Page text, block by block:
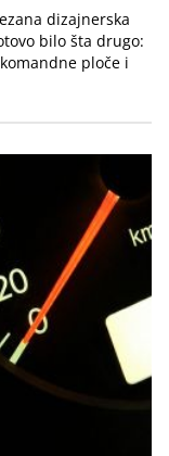
dizajnerska
bilo šta drugo:
ploče i